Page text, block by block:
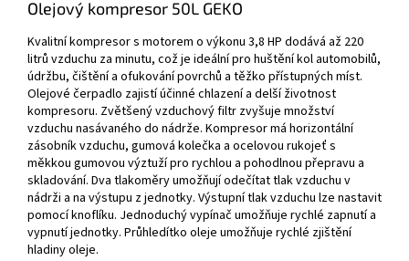
Olejový kompresor 50L GEKO
Kvalitní kompresor s motorem o výkonu 3,8 HP dodává až 220
litrů vzduchu za minutu, což je ideální pro huštění kol automobilů,
údržbu, čištění a ofukování povrchů a těžko přístupných míst.
Olejové čerpadlo zajistí účinné chlazení a delší životnost
kompresoru. Zvětšený vzduchový filtr zvyšuje množství
vzduchu nasávaného do nádrže. Kompresor má horizontální
zásobník vzduchu, gumová kolečka a ocelovou rukojeť s
měkkou gumovou výztuží pro rychlou a pohodlnou přepravu a
skladování. Dva tlakoměry umožňují odečítat tlak vzduchu v
nádrži a na výstupu z jednotky. Výstupní tlak vzduchu lze nastavit
pomocí knoflíku. Jednoduchý vypínač umožňuje rychlé zapnutí a
vypnutí jednotky. Průhledítko oleje umožňuje rychlé zjištění
hladiny oleje.